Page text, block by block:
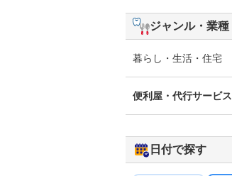
ジャンル・業種
暮らし・生活・住宅
便利屋・代行サービス
日付で探す